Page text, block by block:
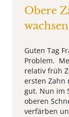
Obere
Guten Tag
Problem.
relativ früh
ersten Zahn
gut. Nun im
oberen
verfärben